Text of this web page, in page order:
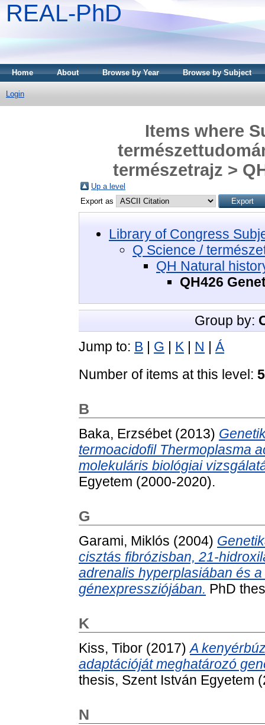
REAL-PhD
Home About Browse by Year Browse by Subject
Login
Items where
természetrajz >
Up a level
Export as
Library of Congress
Q Science /
QH Natural
QH426
Group by:
Jump to: B G K N
Á
Number of items at this level: 5
B
Baka, Erzsébet(2013)
termoacidofil Thermoplasma
molekuláris biológiai
Egyetem (2000-2020).
G
Garami, Miklós (2004)
cisztás fibrózisban, 21-
adrenalis hyperplasiában és
génexpressziójában. PhD
K
Kiss, Tibor (2017)A
adaptációját meghatározó
thesis, Szent István Egyetem
N